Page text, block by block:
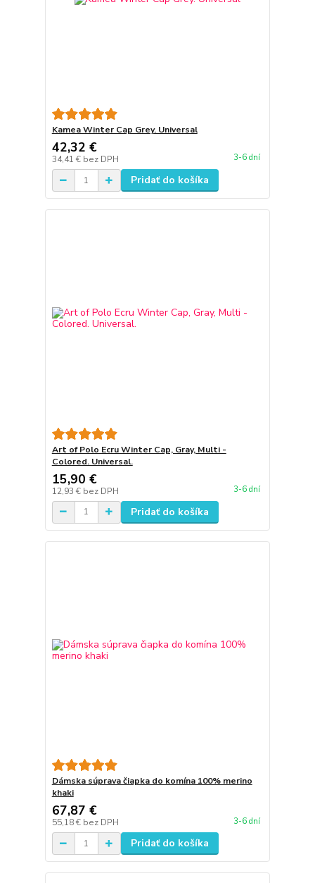
Kamea Winter Cap Grey. Universal
42,32 €
34,41 € bez DPH 3-6 dní
Pridať do košíka
Art of Polo Ecru Winter Cap, Gray, Multi -
Colored. Universal.
15,90 €
12,93 € bez DPH 3-6 dní
Pridať do košíka
Dámska súprava čiapka do komína 100% merino
khaki
67,87 €
55,18 € bez DPH 3-6 dní
Pridať do košíka